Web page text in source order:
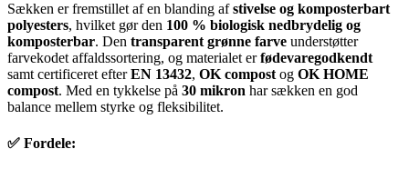
Sækken er fremstillet af en blanding afstivelse og komposterbart
polyesters, hvilket gør den 100 % biologisk nedbrydelig og
komposterbar. Den transparent grønne farve understøtter
farvekodet affaldssortering, og materialet erfødevaregodkendt
samt certificeret efterEN 13432, OK compost og OK HOME
compost. Med en tykkelse på 30 mikron har sækken en god
balance mellem styrke og fleksibilitet.
✅ Fordele: